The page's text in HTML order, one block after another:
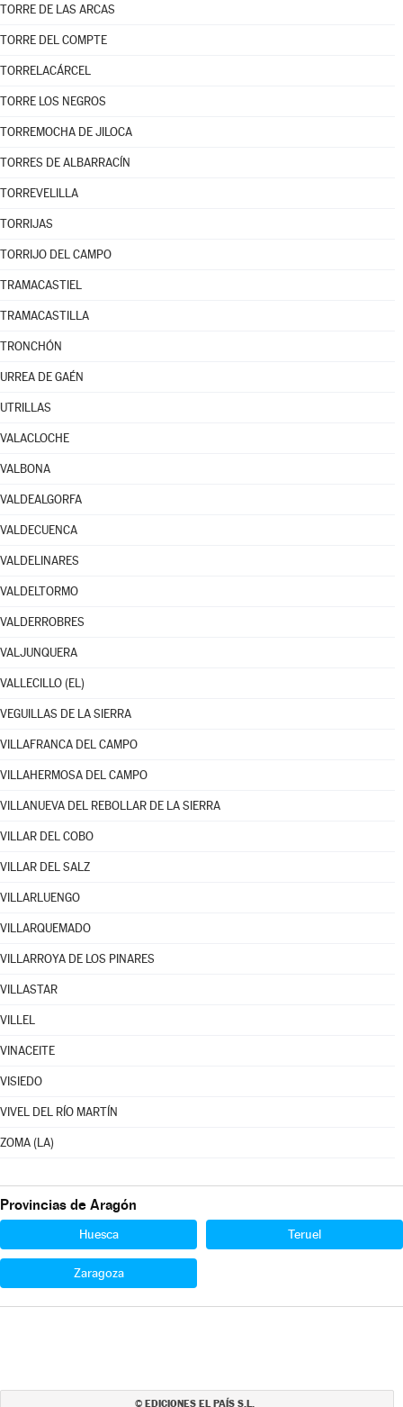
TORRE DE LAS ARCAS
TORRE DEL COMPTE
TORRELACÁRCEL
TORRE LOS NEGROS
TORREMOCHA DE JILOCA
TORRES DE ALBARRACÍN
TORREVELILLA
TORRIJAS
TORRIJO DEL CAMPO
TRAMACASTIEL
TRAMACASTILLA
TRONCHÓN
URREA DE GAÉN
UTRILLAS
VALACLOCHE
VALBONA
VALDEALGORFA
VALDECUENCA
VALDELINARES
VALDELTORMO
VALDERROBRES
VALJUNQUERA
VALLECILLO (EL)
VEGUILLAS DE LA SIERRA
VILLAFRANCA DEL CAMPO
VILLAHERMOSA DEL CAMPO
VILLANUEVA DEL REBOLLAR DE LA SIERRA
VILLAR DEL COBO
VILLAR DEL SALZ
VILLARLUENGO
VILLARQUEMADO
VILLARROYA DE LOS PINARES
VILLASTAR
VILLEL
VINACEITE
VISIEDO
VIVEL DEL RÍO MARTÍN
ZOMA (LA)
Provincias de Aragón
Huesca Teruel
Zaragoza
© EDICIONES EL PAÍS S.L.